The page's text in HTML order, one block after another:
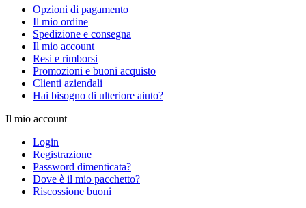
Opzioni di pagamento
Il mio ordine
Spedizione e consegna
Il mio account
Resi e rimborsi
Promozioni e buoni acquisto
Clienti aziendali
Hai bisogno di ulteriore aiuto?
Il mio account
Login
Registrazione
Password dimenticata?
Dove è il mio pacchetto?
Riscossione buoni